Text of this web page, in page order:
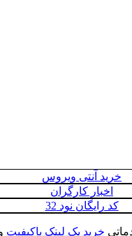
خرید آنتی ویروس
اخبار کارگران
کد رایگان نود 32
خرید بک لینک باکیفیت